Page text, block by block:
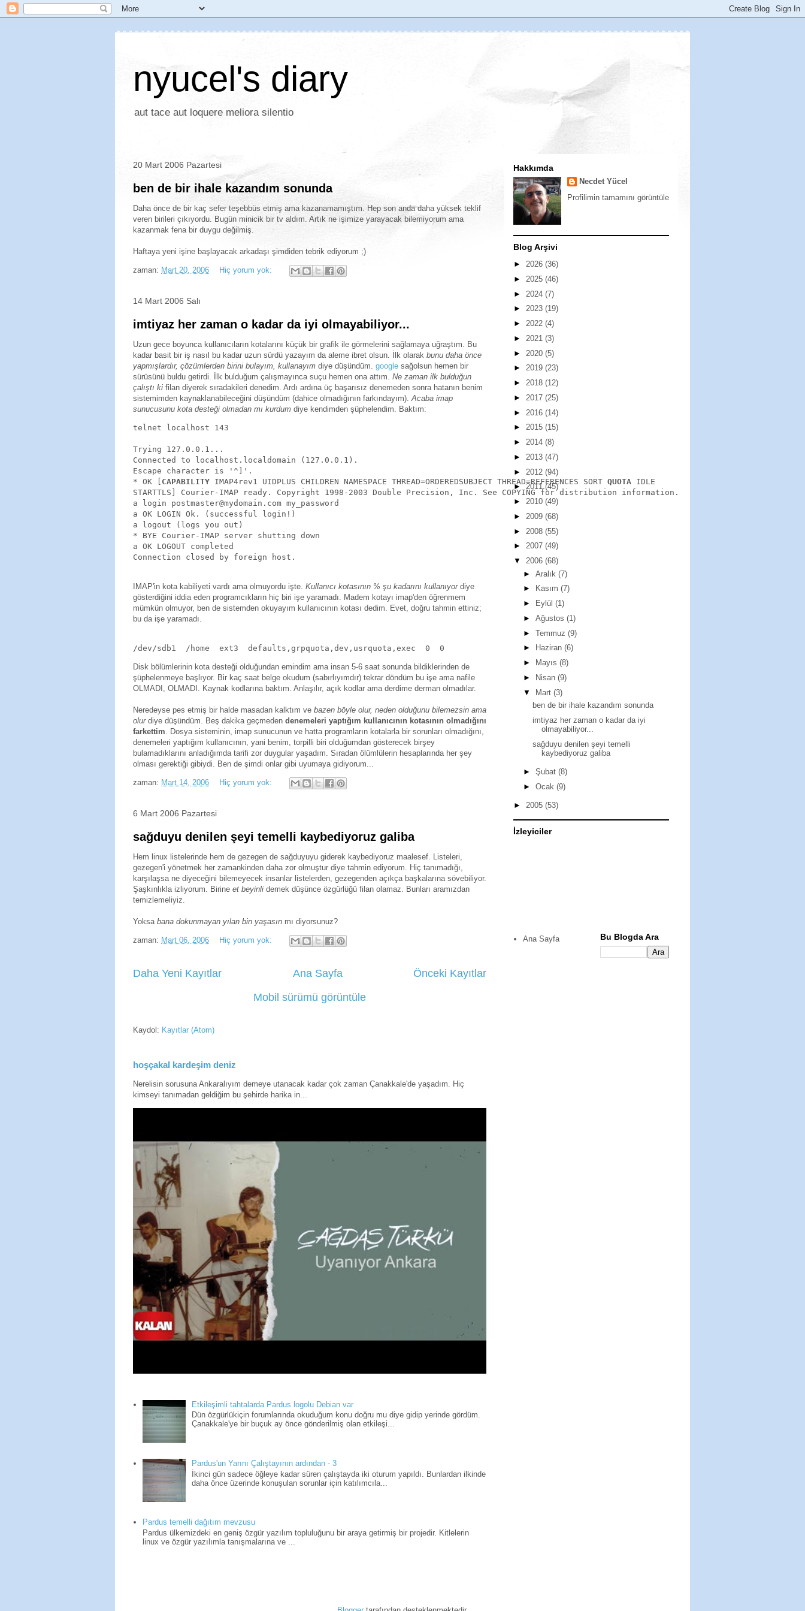
nyucel's diary
aut tace aut loquere meliora silentio
20 Mart 2006 Pazartesi
ben de bir ihale kazandım sonunda
Daha önce de bir kaç sefer teşebbüs etmiş ama kazanamamıştım. Hep son anda daha yüksek teklif
veren birileri çıkıyordu. Bugün minicik bir tv aldım. Artık ne işimize yarayacak bilemiyorum ama
kazanmak fena bir duygu değilmiş.
Haftaya yeni işine başlayacak arkadaşı şimdiden tebrik ediyorum ;)
zaman: Mart 20, 2006 Hiç yorum yok:
14 Mart 2006 Salı
imtiyaz her zaman o kadar da iyi olmayabiliyor...
Uzun gece boyunca kullanıcıların kotalarını küçük bir grafik ile görmelerini sağlamaya uğraştım. Bu
kadar basit bir iş nasıl bu kadar uzun sürdü yazayım da aleme ibret olsun. İlk olarak bunu daha önce
yapmışlardır, çözümlerden birini bulayım, kullanayım diye düşündüm. google sağolsun hemen bir
sürüsünü buldu getirdi. İlk bulduğum çalışmayınca suçu hemen ona attım. Ne zaman ilk bulduğun
çalıştı ki filan diyerek sıradakileri denedim. Ardı ardına üç başarısız denemeden sonra hatanın benim
sistemimden kaynaklanabileceğini düşündüm (dahice olmadığının farkındayım).Acaba imap
sunucusunu kota desteği olmadan mı kurdum diye kendimden şüphelendim. Baktım:
telnet localhost 143
Trying 127.0.0.1...
Connected to localhost.localdomain (127.0.0.1).
Escape character is '^]'.
* OK [ CAPABILITY IMAP4rev1 UIDPLUS CHILDREN NAMESPACE THREAD=ORDEREDSUBJECT THREAD=REFERENCES SORT QUOTA IDLE
STARTTLS] Courier-IMAP ready. Copyright 1998-2003 Double Precision, Inc. See COPYING for distribution information.
a login postmaster@mydomain.com my_password
a OK LOGIN Ok. (successful login!)
a logout (logs you out)
* BYE Courier-IMAP server shutting down
a OK LOGOUT completed
Connection closed by foreign host.
IMAP'in kota kabiliyeti vardı ama olmuyordu işte. Kullanıcı kotasının % şu kadarını kullanıyordiye
gösterdiğini iddia eden programcıkların hiç biri işe yaramadı. Madem kotayı imap'den öğrenmem
mümkün olmuyor, ben de sistemden okuyayım kullanıcının kotası dedim. Evet, doğru tahmin ettiniz;
bu da işe yaramadı.
/dev/sdb1  /home  ext3  defaults,grpquota,dev,usrquota,exec  0  0
Disk bölümlerinin kota desteği olduğundan emindim ama insan 5-6 saat sonunda bildiklerinden de
şüphelenmeye başlıyor. Bir kaç saat belge okudum (sabırlıyımdır) tekrar döndüm bu işe ama nafile
OLMADI, OLMADI. Kaynak kodlarına baktım. Anlaşılır, açık kodlar ama derdime derman olmadılar.
Neredeyse pes etmiş bir halde masadan kalktım ve bazen böyle olur, neden olduğunu bilemezsin ama
olurdiye düşündüm. Beş dakika geçmeden denemeleri yaptığım kullanıcının kotasının olmadığını
farkettim. Dosya sisteminin, imap sunucunun ve hatta programların kotalarla bir sorunları olmadığını,
denemeleri yaptığım kullanıcının, yani benim, torpilli biri olduğumdan gösterecek birşey
bulamadıklarını anladığımda tarifi zor duygular yaşadım. Sıradan ölümlülerin hesaplarında her şey
olması gerektiği gibiydi. Ben de şimdi onlar gibi uyumaya gidiyorum...
zaman: Mart 14, 2006 Hiç yorum yok:
6 Mart 2006 Pazartesi
sağduyu denilen şeyi temelli kaybediyoruz galiba
Hem linux listelerinde hem de gezegen de sağduyuyu giderek kaybediyoruz maalesef. Listeleri,
gezegen'i yönetmek her zamankinden daha zor olmuştur diye tahmin ediyorum. Hiç tanımadığı,
karşılaşsa ne diyeceğini bilemeyecek insanlar listelerden, gezegenden açıkça başkalarına sövebiliyor.
Şaşkınlıkla izliyorum. Birine et beyinli demek düşünce özgürlüğü filan olamaz. Bunları aramızdan
temizlemeliyiz.
Yoksa bana dokunmayan yılan bin yaşasın mı diyorsunuz?
zaman: Mart 06, 2006 Hiç yorum yok:
Daha Yeni Kayıtlar Önceki Kayıtlar
Ana Sayfa
Mobil sürümü görüntüle
Kaydol: Kayıtlar (Atom)
hoşçakal kardeşim deniz
Nerelisin sorusuna Ankaralıyım demeye utanacak kadar çok zaman Çanakkale'de yaşadım. Hiç
kimseyi tanımadan geldiğim bu şehirde harika in...
Etkileşimli tahtalarda Pardus logolu Debian var
Dün özgürlükiçin forumlarında okuduğum konu doğru mu diye gidip yerinde gördüm.
Çanakkale'ye bir buçuk ay önce gönderilmiş olan etkileşi...
Pardus'un Yarını Çalıştayının ardından - 3
İkinci gün sadece öğleye kadar süren çalıştayda iki oturum yapıldı. Bunlardan ilkinde
daha önce üzerinde konuşulan sorunlar için katılımcıla...
Pardus temelli dağıtım mevzusu
Pardus ülkemizdeki en geniş özgür yazılım topluluğunu bir araya getirmiş bir projedir. Kitlelerin
linux ve özgür yazılımla tanışmalarına ve ...
Hakkımda
Necdet Yücel
Profilimin tamamını görüntüle
Blog Arşivi
► 2026 (36)
► 2025 (46)
► 2024 (7)
► 2023 (19)
► 2022 (4)
► 2021 (3)
► 2020 (5)
► 2019 (23)
► 2018 (12)
► 2017 (25)
► 2016 (14)
► 2015 (15)
► 2014 (8)
► 2013 (47)
► 2012 (94)
►2011(45)
► 2010 (49)
► 2009 (68)
► 2008 (55)
► 2007 (49)
▼ 2006 (68)
► Aralık (7)
►
Kasım (7)
►
Eylül (1)
► Ağustos (1)
► Temmuz (9)
►
Haziran (6)
►
Mayıs (8)
►
Nisan (9)
▼ Mart (3)
ben de bir ihale kazandım sonunda
imtiyaz her zaman o kadar da iyi
olmayabiliyor...
sağduyu denilen şeyi temelli
kaybediyoruz galiba
► Şubat (8)
► Ocak (9)
► 2005 (53)
İzleyiciler
Ana Sayfa Bu Blogda Ara